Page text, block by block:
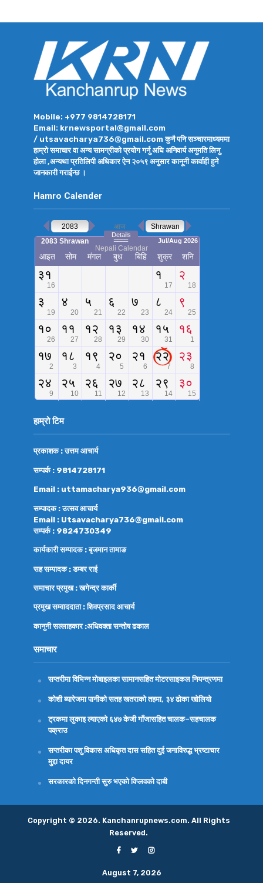
Mobile: +977 9814728171
Email: krnewsportal@gmail.com
/ utsavacharya736@gmail.com कुनै पनि सञ्चारमाध्यममा
हाम्रो समाचार वा अन्य सामग्रीको प्रयोग गर्नु अघि अनिवार्य अनुमति लिनु
होला ,अन्यथा प्रतिलिपी अधिकार ऐन २०५९ अनुसार कानूनी कार्वाही हुने
जानकारी गराईन्छ ।
Hamro Calender
हाम्रो टिम
प्रकाशक : उत्तम आचार्य
सम्पर्क : 9814728171
Email : uttamacharya936@gmail.com
सम्पादक : उत्सव आचार्य
Email : Utsavacharya736@gmail.com
सम्पर्क : 9824730349
कार्यकारी सम्पादक : बृजमान तामाङ
सह सम्पादक : डम्बर राई
समाचार प्रमुख : खगेन्द्र कार्की
प्रमुख सम्वाददाता : शिवप्रसाद आचार्य
कानुनी सल्लाहकार :अधिवक्तासन्तोष ढकाल
समाचार
सप्तरीमा विभिन्न मोबाइलका सामानसहित मोटरसाइकल नियन्त्रणमा
कोशी ब्यारेजमा पानीको सतह खतराको तहमा, ३४ ढोका खोलियो
ट्रकमा लुकाइ ल्याएको ६४७ केजी गाँजासहित चालक–सहचालक
पक्राउ
सप्तरीका पशु विकास अधिकृत दास सहित दुई जनाविरुद्ध भ्रष्टाचार
मुद्दा दायर
सरकारको दिनगन्ती सुरु भएको विप्लवको दाबी
Copyright © 2026. Kanchanrupnews.com. All Rights
Reserved.
August 7, 2026